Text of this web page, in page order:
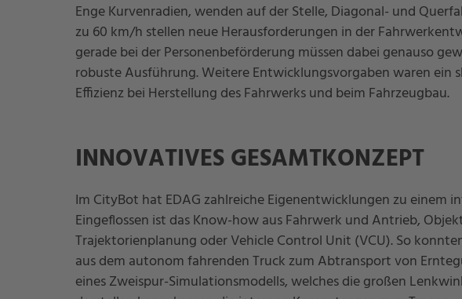
Enge Kurvenradien, wenden auf der Stelle, Diagonal- und
zu 60 km/h stellen neue Herausforderungen in der
gerade bei der Personenbeförderung müssen dabei genauso
robuste Ausführung. Weitere Entwicklungsvorgaben waren ein
Effizienz bei Herstellung des Fahrwerks und beim Fahrzeugbau.
INNOVATIVES GESAMTKONZEPT
Im CityBot hat EDAG zahlreiche Eigenentwicklungen zu einem
Eingeflossen ist das Know-how aus Fahrwerk und Antrieb,
Trajektorienplanung oder Vehicle Control Unit (VCU). So
aus dem autonom fahrenden Truck zum Abtransport von
eines Zweispur-Simulationsmodells, welches die großen